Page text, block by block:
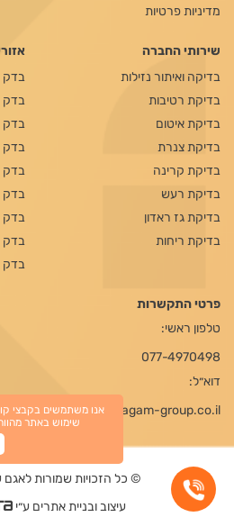
מדיניות פרטיות
שירותי החברה
בדיקה ואיתור נזילות
בדיקת רטיבות
בדיקת איטום
בדיקת צנרת
בדיקת קרינה
בדיקת רעש
בדיקת גז ראדון
בדיקת ריחות
בדק
בדק
בדק
בדק
בדק
בדק
בדק
בדק
בדק
פרטי התקשרות
טלפון ראשי:
077-4970498
דוא״ל:
office@agam-group.co.il
© כל הזכויות שמורות לאגם
עיצוב ובניית אתרים ע״י
אנו משתמשים בקבצי
שימוש באתר